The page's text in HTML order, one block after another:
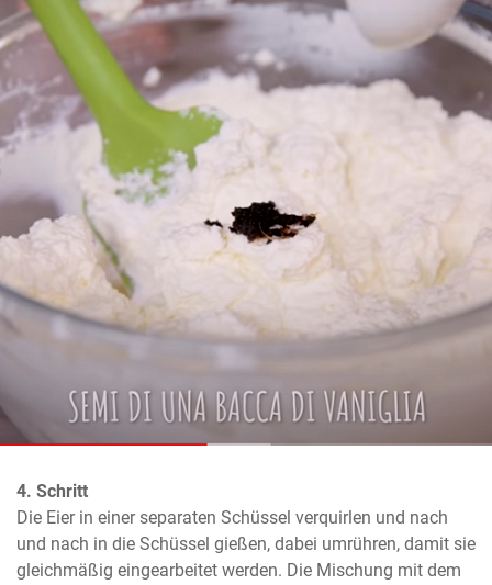
4. Schritt
Die Eier in einer separaten Schüssel verquirlen und nach
und nach in die Schüssel gießen, dabei umrühren, damit sie
gleichmäßig eingearbeitet werden. Die Mischung mit dem